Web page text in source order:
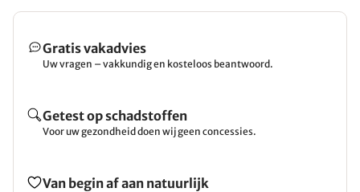
Gratis vakadvies
Uw vragen – vakkundig en kosteloos beantwoord.
Getest op schadstoffen
Voor uw gezondheid doen wij geen concessies.
Van begin af aan natuurlijk